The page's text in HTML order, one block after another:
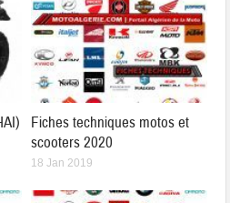
Fiches techniques motos et
scooters 2020
18 Jan 2019